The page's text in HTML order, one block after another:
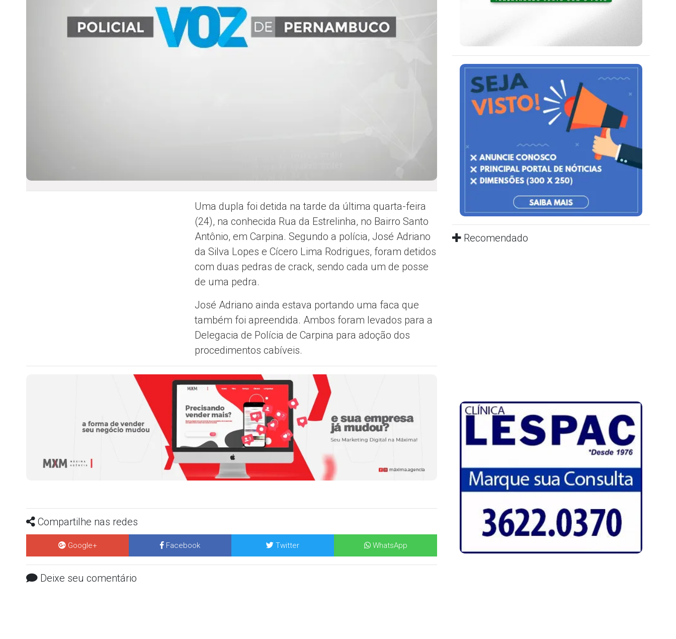
Uma dupla foi detida na tarde da última quarta-feira
(24), na conhecida Rua da Estrelinha, no Bairro Santo
Antônio, em Carpina. Segundo a polícia, José Adriano
da Silva Lopes e Cícero Lima Rodrigues, foram detidos
com duas pedras de crack, sendo cada um de posse
de uma pedra.
José Adriano ainda estava portando uma faca que
também foi apreendida. Ambos foram levados para a
Delegacia de Polícia de Carpina para adoção dos
procedimentos cabíveis.
Compartilhe nas redes
Google+ Facebook Twitter WhatsApp
Deixe seu comentário
Recomendado